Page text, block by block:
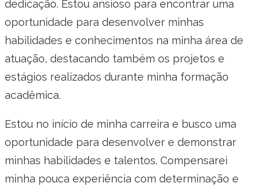
dedicação. Estou ansioso para encontrar uma
oportunidade para desenvolver minhas
habilidades e conhecimentos na minha área de
atuação, destacando também os projetos e
estágios realizados durante minha formação
acadêmica.
Estou no início de minha carreira e busco uma
oportunidade para desenvolver e demonstrar
minhas habilidades e talentos. Compensarei
minha pouca experiência com determinação e